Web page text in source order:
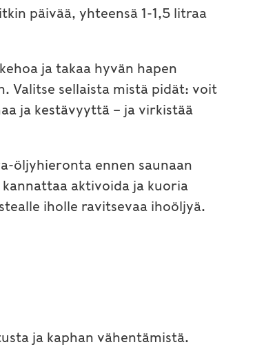
päivää, yhteensä 1-1,5 litraa
ja takaa hyvän hapen
Valitse sellaista mistä pidät: voit
ja kestävyyttä – ja virkistää
öljyhieronta ennen saunaan
aktivoida ja kuoria
iholle ravitsevaa ihoöljyä.
ja kaphan vähentämistä.